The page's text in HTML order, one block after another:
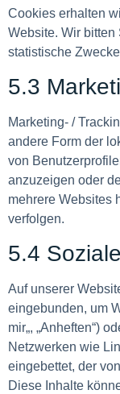
Cookies erhalten
Website. Wir
statistische
5.3
Marketing- /
andere Form der
von
anzuzeigen oder
mehrere Websites
verfolgen.
5.4
Auf unserer
eingebunden, um
mir„, „Anheften“)
Netzwerken wie
eingebettet, der
Diese Inhalte